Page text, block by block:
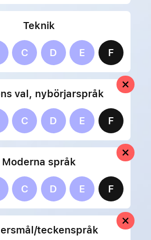
Teknik
C D E F
val, nybörjarspråk
C D E F
Moderna språk
C D E F
teckenspråk